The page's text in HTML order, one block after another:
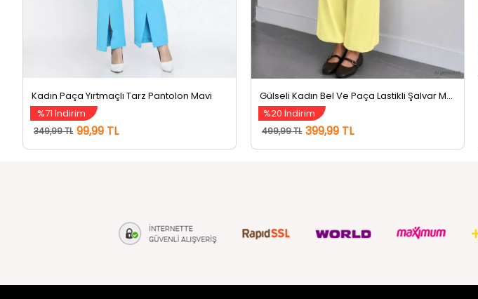
Kadın Paça Yırtmaçlı Tarz Pantolon Mavi
%71 İndirim
349,99 TL 99,99 TL
%20 İndirim
499,99 TL 399,99 TL
tozlu.com
MÜŞTERİ HİZMETLERİ